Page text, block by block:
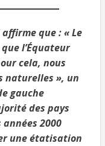
que : « Le
l’Équateur
cela, nous
naturelles », un
gauche
des pays
2000
une étatisation